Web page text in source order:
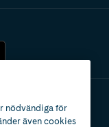
nödvändiga för
även cookies